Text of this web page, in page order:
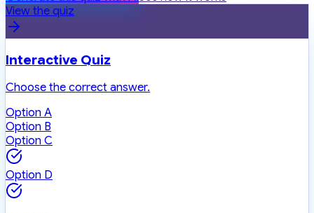
View the quiz
Interactive Quiz
Choose the correct answer.
Option A
Option B
Option C
Option D